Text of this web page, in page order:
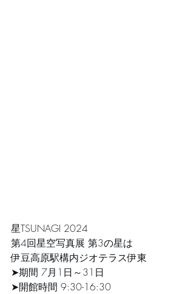
星TSUNAGI 2024
第4回星空写真展 第3の星は
伊豆高原駅構内ジオテラス伊東
➤期間 7月1日～31日
➤開館時間 9:30-16:30